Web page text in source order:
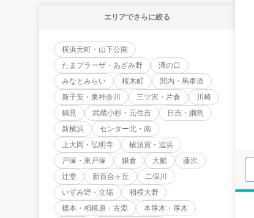
エリアでさらに絞る
横浜元町・山下公園
たまプラーザ・あざみ野
溝の口
みなとみらい
桜木町
関内・馬車道
新子安・東神奈川
三ツ沢・片倉
川崎
鶴見
武蔵小杉・元住吉
日吉・綱島
新横浜
センター北・南
上大岡・弘明寺
横須賀・追浜
戸塚・東戸塚
鎌倉 大船
藤沢
辻堂
新百合ヶ丘
二俣川
いずみ野・立場
相模大野
橋本・相模原・古淵
本厚木・厚木